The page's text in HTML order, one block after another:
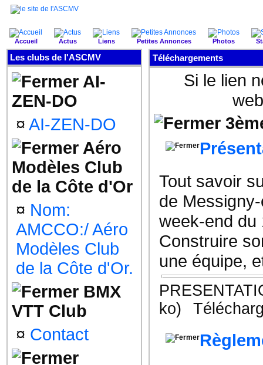
Accueil Actus Liens Petites Annonces Photos
Les clubs de l'ASCMV
AI-
ZEN-DO
¤ AI-ZEN-DO
Aéro
Modèles Club
de la Côte d'Or
¤ Nom:
AMCCO:/ Aéro
Modèles Club
de la Côte d'Or.
BMX
VTT Club
¤ Contact
Téléchargements
Si le lien
Tout savoir
de
week-end du
Construire
une équipe,
ko)